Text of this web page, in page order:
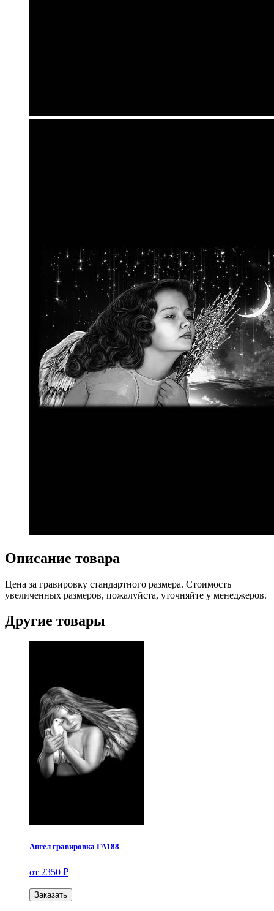
Описание товара
Цена за гравировку стандартного размера. Стоимость
увеличенных размеров, пожалуйста, уточняйте у менеджеров.
Другие товары
Ангел гравировка ГА188
от 2350 ₽
Заказать